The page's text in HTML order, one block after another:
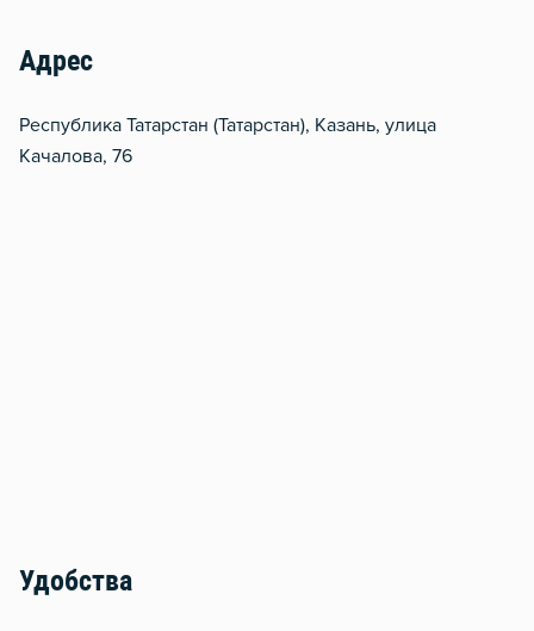
Адрес
Республика Татарстан (Татарстан), Казань, улица
Качалова, 76
Удобства